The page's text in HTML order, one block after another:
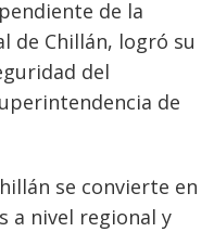
de la
de Chillán, logró su
del
de
se convierte en
a nivel regional y